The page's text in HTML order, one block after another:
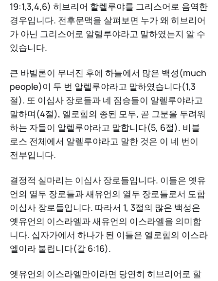
19:1,3,4,6) 히브리어 할렐루야를 그리스어로 음역한
경우입니다. 전후문맥을 살펴보면 누가 왜 히브리어
가 아닌 그리스어로 알렐루야라고 말하였는지 알 수
있습니다.
큰 바빌론이 무너진 후에 하늘에서 많은 백성(much
people)이 두 번 알렐루야라고 말하였습니다(1,3
절). 또 이십사 장로들과 네 짐승들이 알렐루야라고
말하며(4절), 엘로힘의 종된 모두, 곧 그분을 두려워
하는 자들이 알렐루야라고 말합니다(5, 6절). 비블
로스 전체에서 알렐루야라고 말한 것은 이 네 번이
전부입니다.
결정적 실마리는 이십사 장로들입니다. 이들은 옛유
언의 열두 장로들과 새유언의 열두 장로들로서 도합
이십사 장로들입니다. 따라서 1, 3절의 많은 백성은
옛유언의 이스라엘과 새유언의 이스라엘을 의미합
니다. 십자가에서 하나가 된 이들은 엘로힘의 이스라
엘이라 불립니다(갈 6:16).
옛유언의 이스라엘만이라면 당연히 히브리어로 할